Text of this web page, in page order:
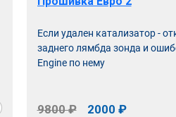
Если удален катализатор -
заднего лямбда зонда и
Engine по нему
9800 ₽ 2000 ₽